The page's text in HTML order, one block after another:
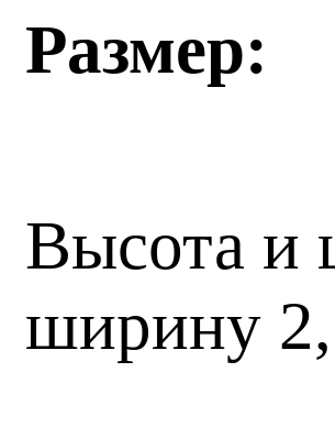
Размер:
Высота и
ширину